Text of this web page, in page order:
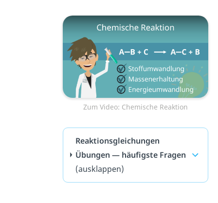
Zum Video: Chemische Reaktion
Reaktionsgleichungen
Übungen — häufigste Fragen
(ausklappen)